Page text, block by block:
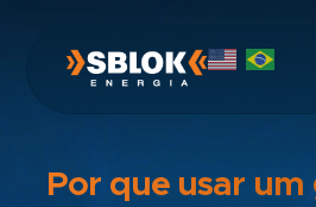
Por que usar